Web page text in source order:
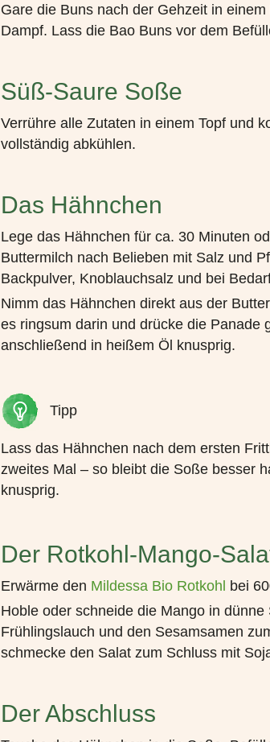
Gare die Buns nach der Gehzeit in
Dampf. Lass die Bao Buns vor dem
Süß-Saure Soße
Verrühre alle Zutaten in einem Topf und
vollständig abkühlen.
Das Hähnchen
Lege das Hähnchen für ca. 30 Minuten
Buttermilch nach Belieben mit Salz und
Backpulver, Knoblauchsalz und bei
Nimm das Hähnchen direkt aus der
es ringsum darin und drücke die Panade
anschließend in heißem Öl knusprig.
Tipp
Lass das Hähnchen nach dem ersten
zweites Mal – so bleibt die Soße besser
knusprig.
Der Rotkohl-Mango-
Erwärme den Mildessa Bio Rotkohl bei
Hoble oder schneide die Mango in
Frühlingslauch und den Sesamsamen
schmecke den Salat zum Schluss mit
Der Abschluss